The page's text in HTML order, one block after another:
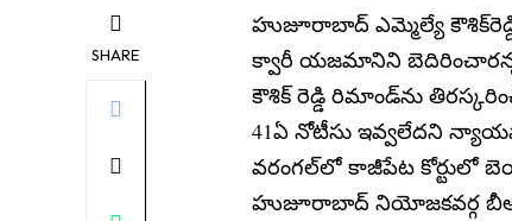
SHARE
హుజూరాబాద్ ఎమ్మెల్యే
క్వారీ యజమానిని బెదిరించారన్న
కౌశిక్ రెడ్డి రిమాండ్‌ను
41ఏ నోటీసు ఇవ్వలేదని
వరంగల్‌లో కాజీపేట కోర్టులో
హుజూరాబాద్ నియోజకవర్గ